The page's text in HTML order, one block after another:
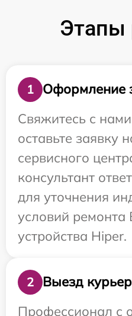
Этапы
1
Оформление
Свяжитесь с
оставьте заявку
сервисного
консультант
для уточнения
условий ремонта
устройства Hiper.
2
Выезд
Профессионал с